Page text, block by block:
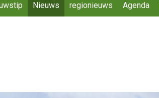
Nieuws regionieuws Agenda